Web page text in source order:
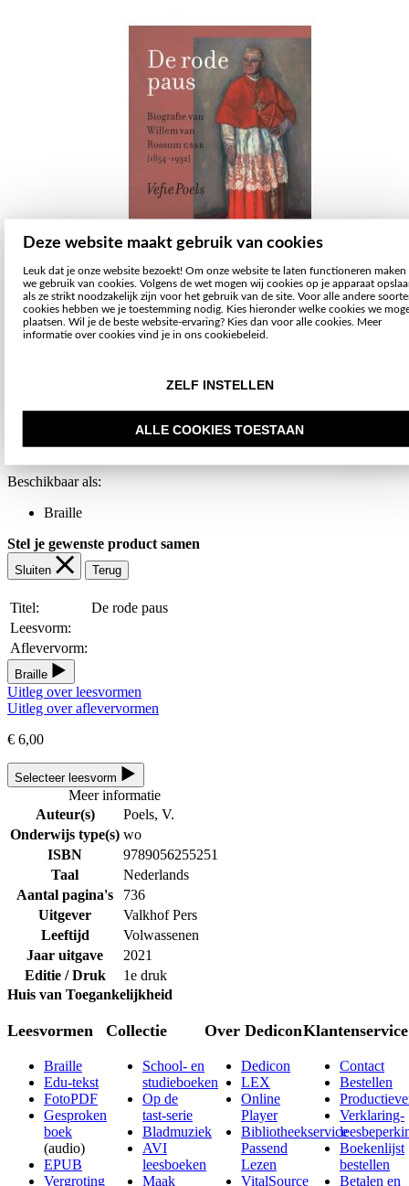
Deze website maakt gebruik van cookies
Leuk dat je onze website bezoekt! Om onze website te laten functioneren maken
we gebruik van cookies. Volgens de wet mogen wij cookies op je apparaat
als ze strikt noodzakelijk zijn voor het gebruik van de site. Voor alle andere
cookies hebben we je toestemming nodig. Kies hieronder welke cookies we
plaatsen. Wil je de beste website-ervaring? Kies dan voor alle cookies. Meer
informatie over cookies vind je in ons cookiebeleid.
ZELF INSTELLEN
ALLE COOKIES TOESTAAN
Editie / Druk: 2021
Toegankelijkheidsgegevens
Beschikbaar als:
Braille
Stel je gewenste product samen
Sluiten Terug
Titel:
De rode paus
Leesvorm:
Aflevervorm:
Braille
Uitleg over leesvormen
Uitleg over aflevervormen
€ 6,00
Selecteer leesvorm
Meer informatie
Auteur(s)
Poels, V.
Onderwijs type(s) wo
ISBN
9789056255251
Taal
Nederlands
Aantal pagina's
736
Uitgever
Valkhof Pers
Leeftijd
Volwassenen
Jaar uitgave
2021
Editie / Druk
1e druk
Huis van Toegankelijkheid
Leesvormen
Braille
Edu-tekst
FotoPDF
Gesproken
boek
(audio)
EPUB
Vergroting
Collectie
School- en
studieboeken
Op de
tast-serie
Bladmuziek
AVI
leesboeken
Maak
Over Dedicon
Dedicon
LEX
Online
Player
Bibliotheekservice
Passend
Lezen
VitalSource
Klantenservice
Contact
Bestellen
Verklaring-
Boekenlijst
bestellen
Betalen en